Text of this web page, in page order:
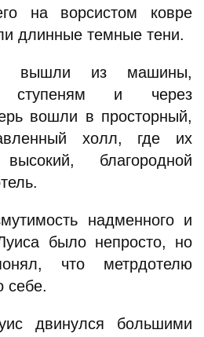
на ворсистом ковре
длинные темные тени.
вышли из машины,
ступеням и через
вошли в просторный,
холл, где их
благородной
надменного и
было непросто, но
что метрдотелю
себе.
двинулся большими